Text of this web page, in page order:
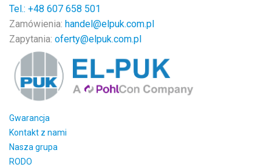
Tel.: +48 607 658 501
Zamówienia: handel@elpuk.com.pl
Zapytania: oferty@elpuk.com.pl
Gwarancja
Kontakt z nami
Nasza grupa
RODO